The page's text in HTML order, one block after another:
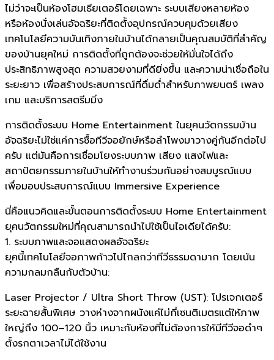
ไม่ว่าจะเป็นห้องโฮมเธียเตอร์โดยเฉพาะ ระบบเสียงหลายห้อง
หรือห้องนั่งเล่นอัจฉริยะที่ติดตั้งอุปกรณ์ควบคุมด้วยเสียง
เทคโนโลยีความบันเทิงภายในบ้านได้กลายเป็นคุณสมบัติที่สำคัญ
ของบ้านยุคใหม่ การติดตั้งที่ถูกต้องจะช่วยให้มั่นใจได้ถึง
ประสิทธิภาพสูงสุด ความสวยงามที่ดียิ่งขึ้น และความน่าเชื่อถือใน
ระยะยาว เพื่อสร้างประสบการณ์ที่ดื่มด่ำสำหรับภาพยนตร์ เพลง
เกม และบริการสตรีมมิ่ง
การติดตั้งระบบ Home Entertainment ในยุคนวัตกรรมบ้าน
อัจฉริยะไม่ใช่แค่การซื้อทีวีจอยักษ์หรือลำโพงมาวางคู่กันอีกต่อไป
ครับ แต่มันคือการเชื่อมโยงระบบภาพ เสียง แสงไฟและ
สถาปัตยกรรมภายในบ้านให้ทำงานร่วมกันอย่างสมบูรณ์แบบ
เพื่อมอบประสบการณ์แบบ Immersive Experience
นี่คือแนวคิดและขั้นตอนการติดตั้งระบบ Home Entertainment
ยุคนวัตกรรมใหม่ที่คุณสามารถนำไปใช้เป็นไอเดียได้ครับ:
1. ระบบภาพและจอแสดงผลอัจฉริยะ
ยุคนี้เทคโนโลยีจอภาพก้าวไปไกลกว่าทีวีธรรมดามาก โดยเน้น
ความกลมกลืนกับตัวบ้าน:
Laser Projector / Ultra Short Throw (UST): โปรเจกเตอร์
ระยะฉายสั้นพิเศษ วางห่างจากผนังแค่ไม่กี่เซนติเมตรแต่ให้ภาพ
ใหญ่ถึง 100–120 นิ้ว เหมาะกับห้องที่ไม่ต้องการให้มีทีวีจอดำๆ
ตั้งรกตาเวลาไม่ได้ใช้งาน